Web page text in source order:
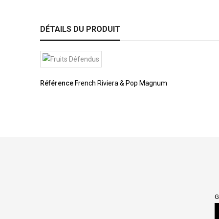
DÉTAILS DU PRODUIT
Référence French Riviera & Pop Magnum